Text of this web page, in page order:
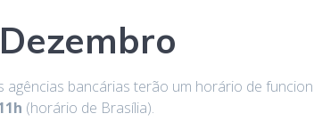
agências bancárias terão um horário de
(horário de Brasília).